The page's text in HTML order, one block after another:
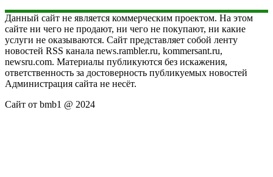
Данный сайт не является коммерческим проектом. На этом
сайте ни чего не продают, ни чего не покупают, ни какие
услуги не оказываются. Сайт представляет собой ленту
новостей RSS канала news.rambler.ru, kommersant.ru,
newsru.com. Материалы публикуются без искажения,
ответственность за достоверность публикуемых новостей
Администрация сайта не несёт.
Сайт от bmb1 @ 2024